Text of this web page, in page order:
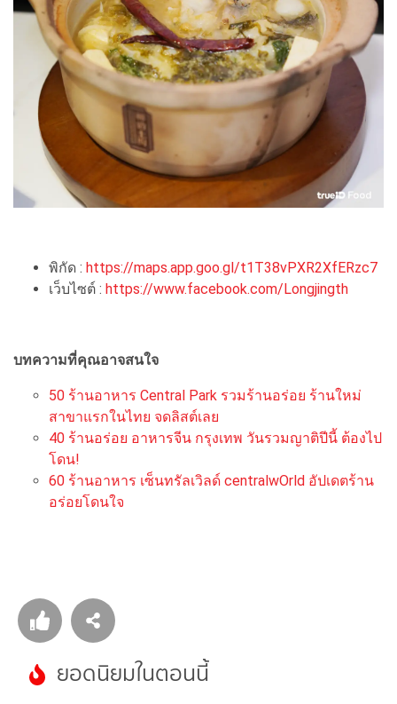
พิกัด : https://maps.app.goo.gl/t1T38vPXR2XfERzc7
เว็บไซต์ : https://www.facebook.com/Longjingth
บทความที่คุณอาจสนใจ
50 ร้านอาหาร Central Park รวมร้านอร่อย ร้านใหม่
สาขาแรกในไทย จดลิสต์เลย
40 ร้านอร่อย อาหารจีน กรุงเทพ วันรวมญาติปีนี้ ต้องไป
โดน!
60 ร้านอาหาร เซ็นทรัลเวิลด์ centralwOrld อัปเดตร้าน
อร่อยโดนใจ
ยอดนิยมในตอนนี้